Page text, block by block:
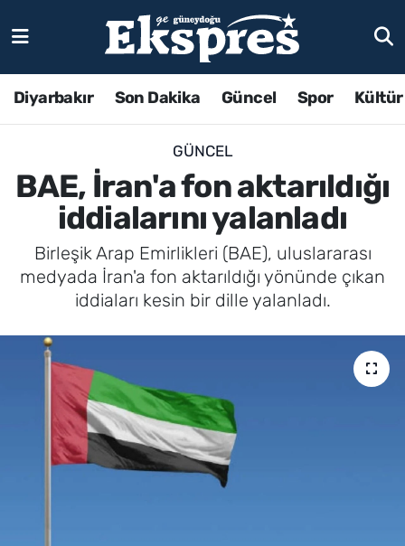
Diyarbakır Son Dakika Güncel Spor
GÜNCEL
BAE, İran'a fon aktarıldığı
iddialarını yalanladı
Birleşik Arap Emirlikleri (BAE), uluslararası
medyada İran'a fon aktarıldığı yönünde çıkan
iddiaları kesin bir dille yalanladı.